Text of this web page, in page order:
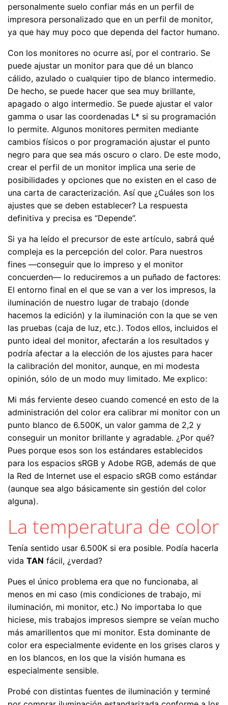
personalmente suelo confiar más en un perfil de
impresora personalizado que en un perfil de monitor,
ya que hay muy poco que dependa del factor humano.
Con los monitores no ocurre así, por el contrario. Se
puede ajustar un monitor para que dé un blanco
cálido, azulado o cualquier tipo de blanco intermedio.
De hecho, se puede hacer que sea muy brillante,
apagado o algo intermedio. Se puede ajustar el valor
gamma o usar las coordenadas L* si su programación
lo permite. Algunos monitores permiten mediante
cambios físicos o por programación ajustar el punto
negro para que sea más oscuro o claro. De este modo,
crear el perfil de un monitor implica una serie de
posibilidades y opciones que no existen en el caso de
una carta de caracterización. Así que ¿Cuáles son los
ajustes que se deben establecer? La respuesta
definitiva y precisa es “Depende”.
Si ya ha leído el precursor de este artículo, sabrá qué
compleja es la percepción del color. Para nuestros
fines —conseguir que lo impreso y el monitor
concuerden— lo reduciremos a un puñado de factores:
El entorno final en el que se van a ver los impresos, la
iluminación de nuestro lugar de trabajo (donde
hacemos la edición) y la iluminación con la que se ven
las pruebas (caja de luz, etc.). Todos ellos, incluidos el
punto ideal del monitor, afectarán a los resultados y
podría afectar a la elección de los ajustes para hacer
la calibración del monitor, aunque, en mi modesta
opinión, sólo de un modo muy limitado. Me explico:
Mi más ferviente deseo cuando comencé en esto de la
administración del color era calibrar mi monitor con un
punto blanco de 6.500K, un valor gamma de 2,2 y
conseguir un monitor brillante y agradable. ¿Por qué?
Pues porque esos son los estándares establecidos
para los espacios sRGB y Adobe RGB, además de que
la Red de Internet use el espacio sRGB como estándar
(aunque sea algo básicamente sin gestión del color
alguna).
La temperatura de color
Tenía sentido usar 6.500K si era posible. Podía hacerla
vida TAN fácil, ¿verdad?
Pues el único problema era que no funcionaba, al
menos en mi caso (mis condiciones de trabajo, mi
iluminación, mi monitor, etc.) No importaba lo que
hiciese, mis trabajos impresos siempre se veían mucho
más amarillentos que mi monitor. Esta dominante de
color era especialmente evidente en los grises claros y
en los blancos, en los que la visión humana es
especialmente sensible.
Probé con distintas fuentes de iluminación y terminé